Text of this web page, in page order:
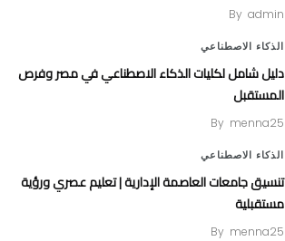
By admin
الذكاء الاصطناعي
دليل شامل لكليات الذكاء الاصطناعي في مصر وفرص
المستقبل
By menna25
الذكاء الاصطناعي
تنسيق جامعات العاصمة الإدارية | تعليم عصري ورؤية
مستقبلية
By menna25